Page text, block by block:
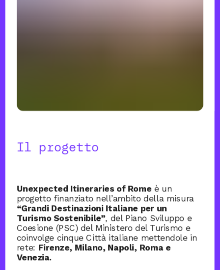
Il progetto
Unexpected Itineraries of Romeè un
progetto finanziato nell’ambito della misura
“Grandi Destinazioni Italiane per un
Turismo Sostenibile”, del Piano Sviluppo e
Coesione (PSC) del Ministero del Turismo e
coinvolge cinque Città italiane mettendole in
rete: Firenze, Milano, Napoli, Roma e
Venezia.